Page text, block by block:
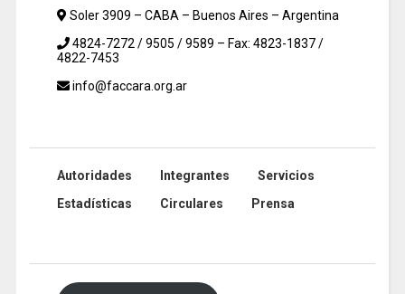
Soler 3909 – CABA – Buenos Aires – Argentina
4824-7272 / 9505 / 9589 – Fax: 4823-1837 /
4822-7453
info@faccara.org.ar
Autoridades Integrantes
Servicios
Estadísticas
Circulares Prensa